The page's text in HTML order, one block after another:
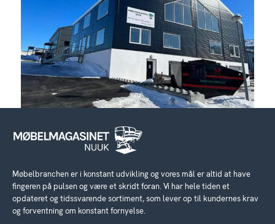
Møbelbranchen er i konstant udvikling og vores mål er altid at have
fingeren på pulsen og være et skridt foran. Vi har hele tiden et
opdateret og tidssvarende sortiment, som lever op til kundernes krav
og forventning om konstant fornyelse.